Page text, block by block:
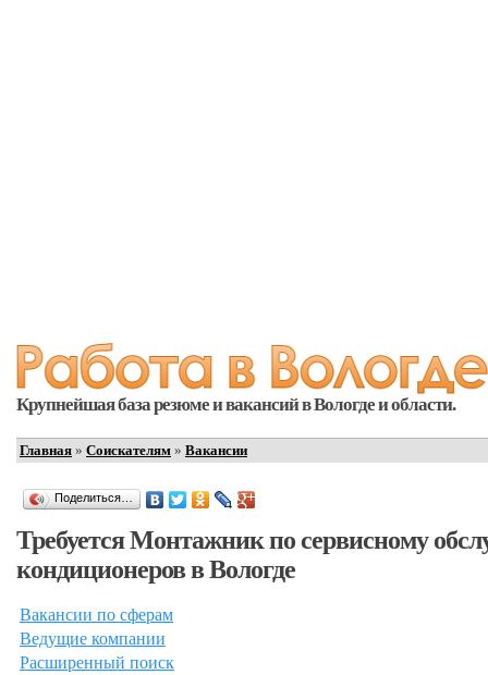
Крупнейшая база резюме и вакансий в Вологде и области.
Главная » Соискателям » Вакансии
Поделиться…
Требуется Монтажник по сервисному
кондиционеров в Вологде
Вакансии по сферам
Ведущие компании
Расширенный поиск